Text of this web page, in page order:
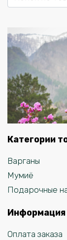
Категории
Варганы
Мумиё
Подарочные
Информация
Оплата заказа